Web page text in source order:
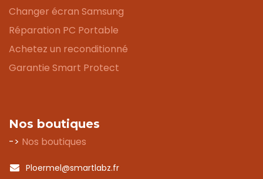
Changer écran Samsung
Réparation PC Portable
Achetez un reconditionné
Garantie Smart Protect
Nos boutiques
-> Nos boutiques
Ploermel@smartlabz.fr